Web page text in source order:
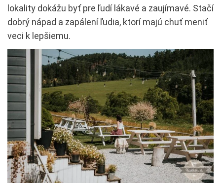
lokality dokážu byť pre ľudí lákavé a zaujímavé. Stačí
dobrý nápad a zapálení ľudia, ktorí majú chuť meniť
veci k lepšiemu.